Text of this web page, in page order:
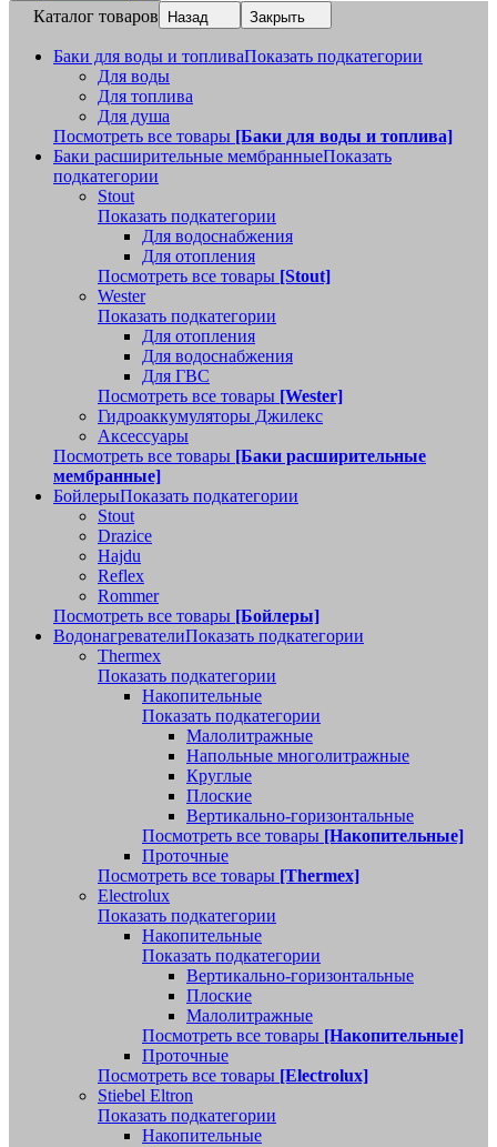
Каталог товаров Назад Закрыть
Баки для воды и топливаПоказать подкатегории
Для воды
Для топлива
Для душа
Посмотреть все товары [Баки для воды и топлива]
Баки расширительные мембранныеПоказать
подкатегории
Stout
Показать подкатегории
Для водоснабжения
Для отопления
Посмотреть все товары [Stout]
Wester
Показать подкатегории
Для отопления
Для водоснабжения
Для ГВС
Посмотреть все товары [Wester]
Гидроаккумуляторы Джилекс
Аксессуары
Посмотреть все товары [Баки расширительные
мембранные]
БойлерыПоказать подкатегории
Stout
Drazice
Hajdu
Reflex
Rommer
Посмотреть все товары [Бойлеры]
ВодонагревателиПоказать подкатегории
Thermex
Показать подкатегории
Накопительные
Показать подкатегории
Малолитражные
Напольные многолитражные
Круглые
Плоские
Вертикально-горизонтальные
Посмотреть все товары [Накопительные]
Проточные
Посмотреть все товары [Thermex]
Electrolux
Показать подкатегории
Накопительные
Показать подкатегории
Вертикально-горизонтальные
Плоские
Малолитражные
Посмотреть все товары [Накопительные]
Проточные
Посмотреть все товары [Electrolux]
Stiebel Eltron
Показать подкатегории
Накопительные